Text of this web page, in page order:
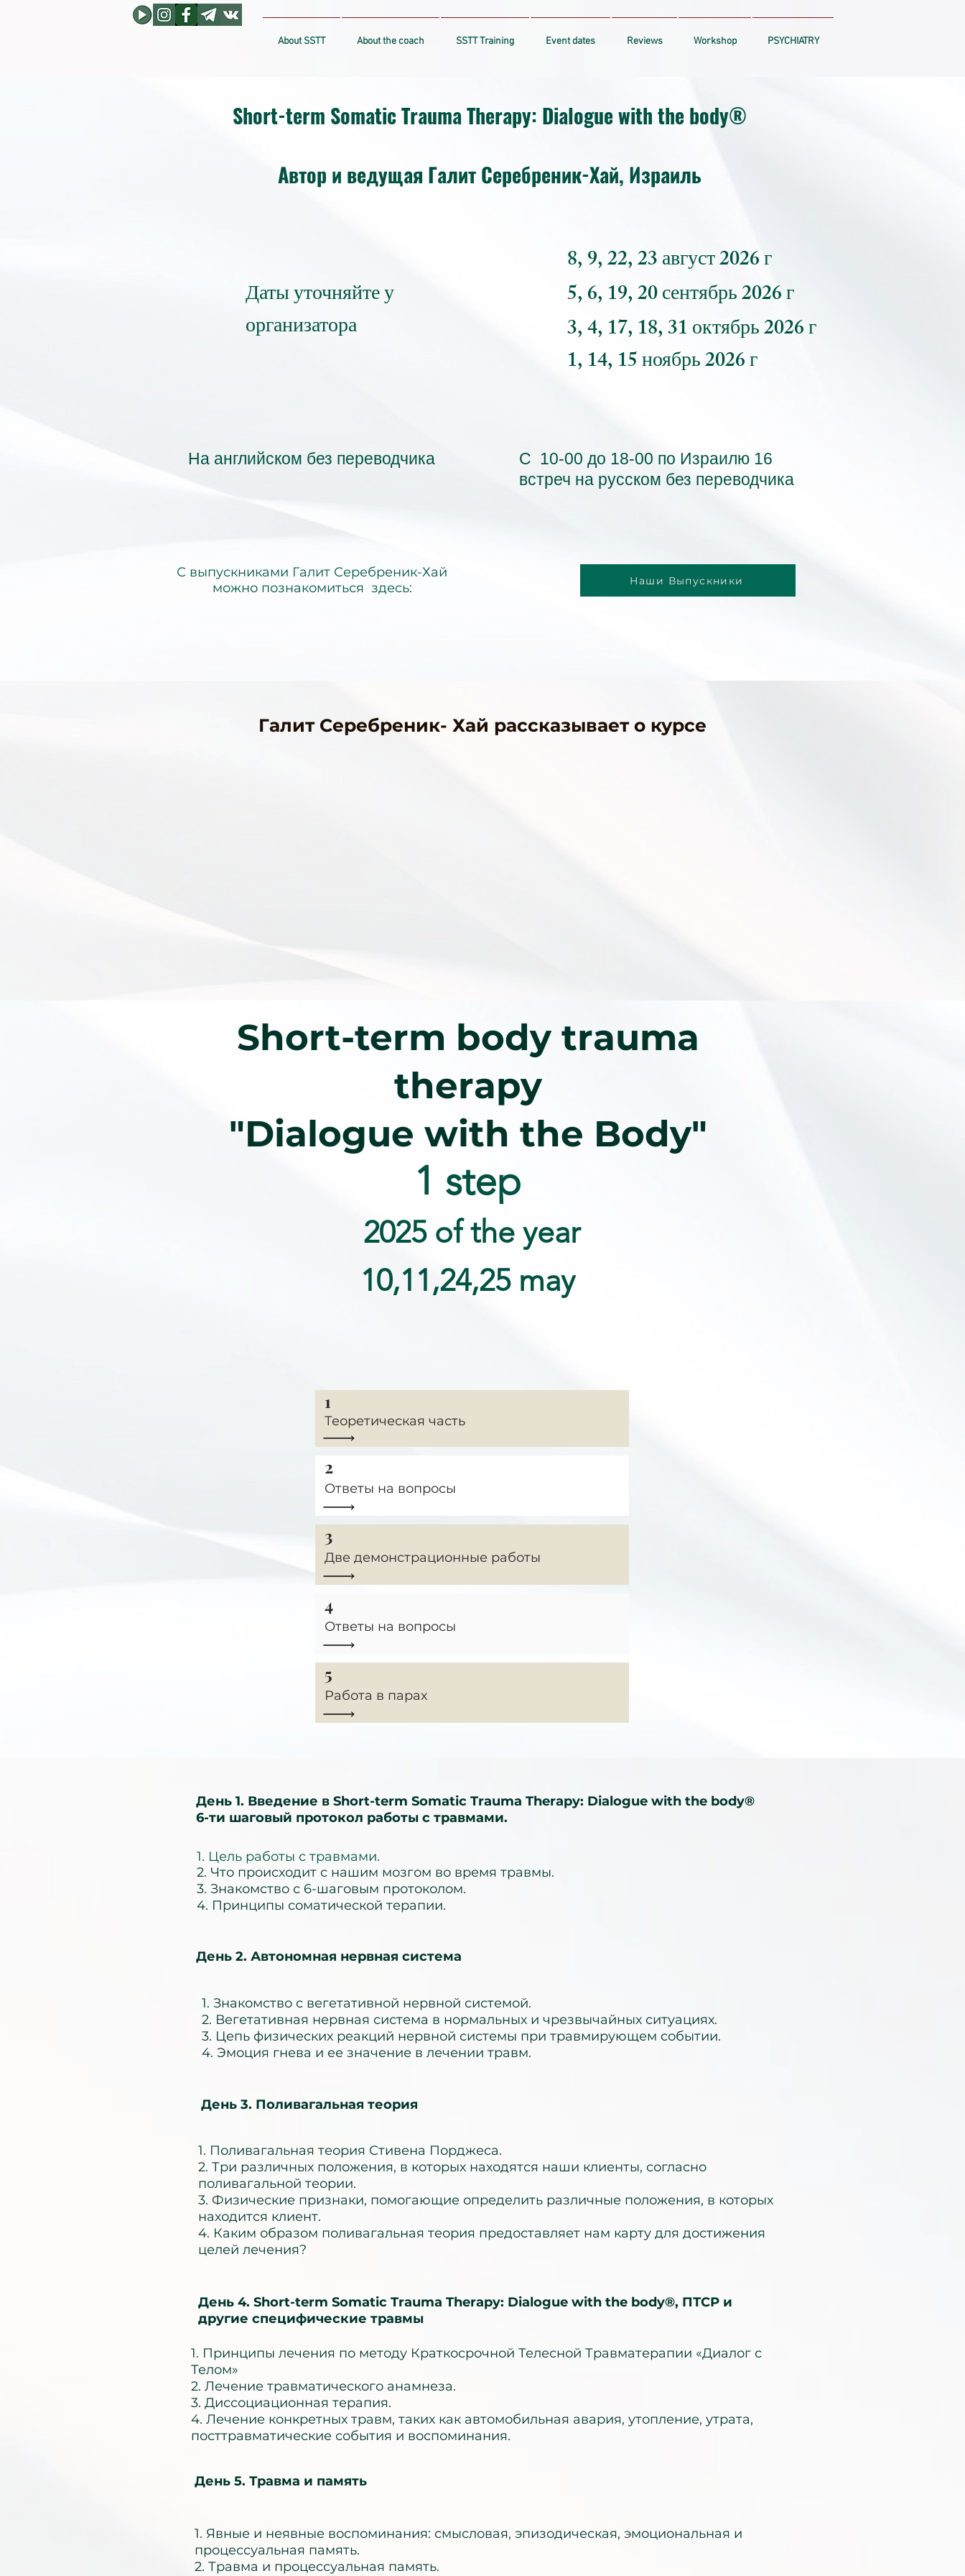
About SSTT About the coach SSTT Training Event dates Reviews Workshop PSYCHIATRY
Short-term Somatic Trauma Therapy: Dialogue with the body®
Автор и ведущая Галит Серебреник-Хай, Израиль
Даты уточняйте у
организатора
8, 9, 22, 23 август 2026 г
5, 6, 19, 20 сентябрь 2026 г
3, 4, 17, 18, 31 октябрь 2026 г
1, 14, 15 ноябрь 2026 г
На английском без переводчика
С 10-00 до 18-00 по Израилю 16
встреч на русском без переводчика
С выпускниками Галит Серебреник-Хай
можно познакомиться здесь:
Наши Выпускники
Галит Серебреник- Хай рассказывает о курсе
Short-term body trauma
therapy
"Dialogue with the Body"
1 step
2025 of the year
10,11,24,25 may
1
Теоретическая часть
2
Ответы на вопросы
3
Две демонстрационные работы
4
Ответы на вопросы
5
Работа в парах
День 1. Введение в Short-term Somatic Trauma Therapy: Dialogue with the body®
6-ти шаговый протокол работы с травмами.
1. Цель работы с травмами.
2. Что происходит с нашим мозгом во время травмы.
3. Знакомство с 6-шаговым протоколом.
4. Принципы соматической терапии.
День 2. Автономная нервная система
1. Знакомство с вегетативной нервной системой.
2. Вегетативная нервная система в нормальных и чрезвычайных ситуациях.
3. Цепь физических реакций нервной системы при травмирующем событии.
4. Эмоция гнева и ее значение в лечении травм.
День 3. Поливагальная теория
1. Поливагальная теория Стивена Порджеса.
2. Три различных положения, в которых находятся наши клиенты, согласно
поливагальной теории.
3. Физические признаки, помогающие определить различные положения, в которых
находится клиент.
4. Каким образом поливагальная теория предоставляет нам карту для достижения
целей лечения?
День 4. Short-term Somatic Trauma Therapy: Dialogue with the body®, ПТСР и
другие специфические травмы
1. Принципы лечения по методу Краткосрочной Телесной Травматерапии «Диалог с
Телом»
2. Лечение травматического анамнеза.
3. Диссоциационная терапия.
4. Лечение конкретных травм, таких как автомобильная авария, утопление, утрата,
посттравматические события и воспоминания.
День 5. Травма и память
1. Явные и неявные воспоминания: смысловая, эпизодическая, эмоциональная и
процессуальная память.
2. Травма и процессуальная память.